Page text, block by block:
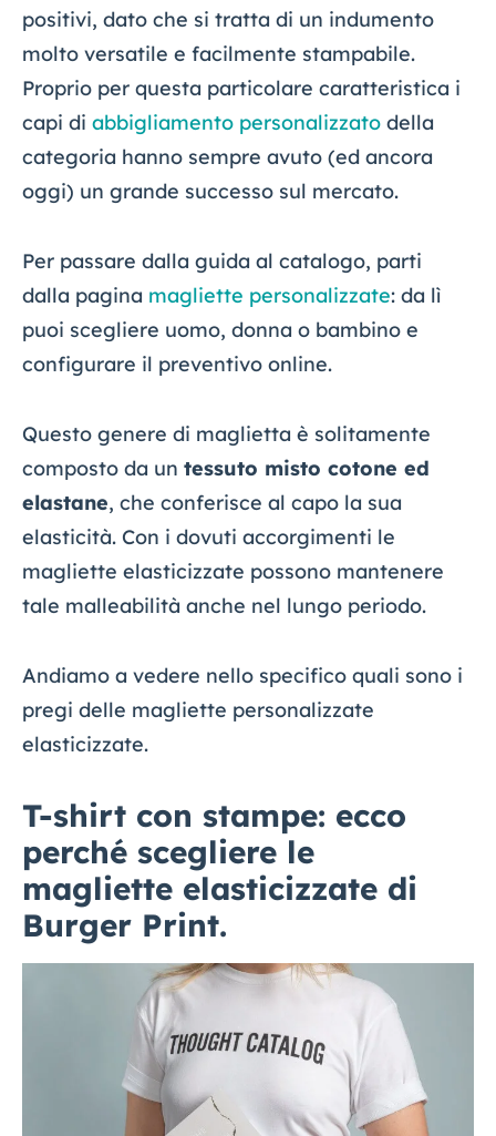
positivi, dato che si tratta di un indumento
molto versatile e facilmente stampabile.
Proprio per questa particolare caratteristica i
capi di abbigliamento personalizzato della
categoria hanno sempre avuto (ed ancora
oggi) un grande successo sul mercato.
Per passare dalla guida al catalogo, parti
dalla pagina magliette personalizzate: da lì
puoi scegliere uomo, donna o bambino e
configurare il preventivo online.
Questo genere di maglietta è solitamente
composto da un tessuto misto cotone ed
elastane, che conferisce al capo la sua
elasticità. Con i dovuti accorgimenti le
magliette elasticizzate possono mantenere
tale malleabilità anche nel lungo periodo.
Andiamo a vedere nello specifico quali sono i
pregi delle magliette personalizzate
elasticizzate.
T-shirt con stampe: ecco
perché scegliere le
magliette elasticizzate di
Burger Print.